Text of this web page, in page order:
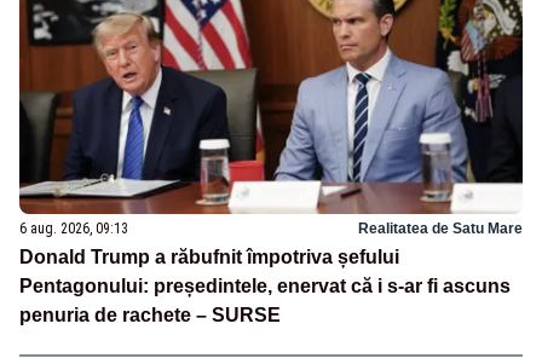
6 aug. 2026, 09:13 Realitatea de Satu Mare
Donald Trump a răbufnit împotriva șefului
Pentagonului: președintele, enervat că i s-ar fi ascuns
penuria de rachete – SURSE